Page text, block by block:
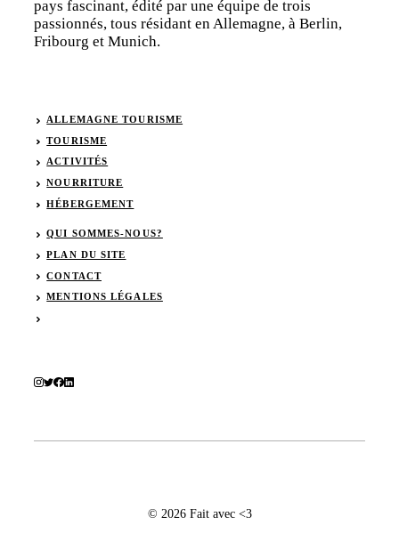
pays fascinant, édité par une équipe de trois
passionnés, tous résidant en Allemagne, à Berlin,
Fribourg et Munich.
ALLEMAGNE TOURISME
TOURISME
ACTIVITÉS
NOURRITURE
HÉBERGEMENT
QUI SOMMES-NOUS?
PLAN DU SITE
CONTACT
MENTIONS LÉGALES
© 2026 Fait avec <3